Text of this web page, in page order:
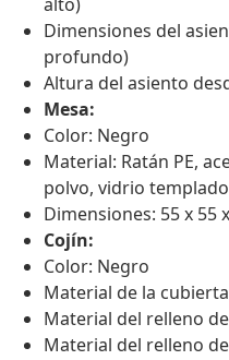
Dimensiones del
profundo)
Altura del asiento
Mesa:
Color: Negro
Material: Ratán PE,
polvo, vidrio templado
Dimensiones: 55 x 55
Cojín:
Color: Negro
Material de la
Material del relleno
Material del relleno